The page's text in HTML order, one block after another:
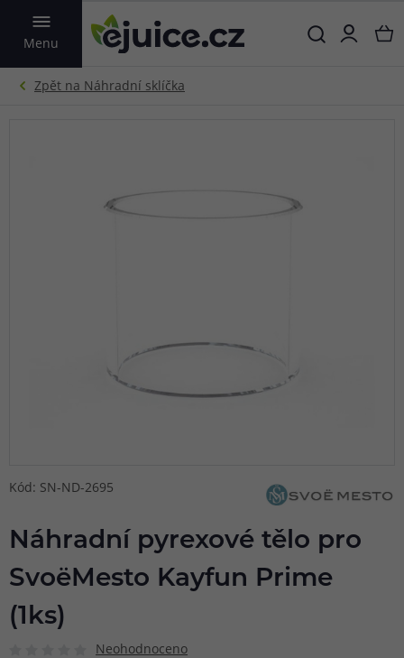
Menu
VYHLEDAT
Kód: SN-ND-2695
Náhradní pyrexové tělo pro
SvoëMesto Kayfun Prime
(1ks)
Neohodnoceno